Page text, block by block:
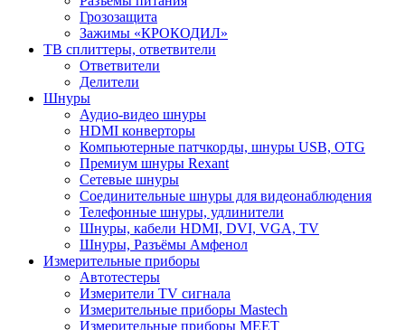
Грозозащита
Зажимы «КРОКОДИЛ»
ТВ сплиттеры, ответвители
Ответвители
Делители
Шнуры
Аудио-видео шнуры
HDMI конверторы
Компьютерные патчкорды, шнуры USB, OTG
Премиум шнуры Rexant
Сетевые шнуры
Соединительные шнуры для видеонаблюдения
Телефонные шнуры, удлинители
Шнуры, кабели HDMI, DVI, VGA, TV
Шнуры, Разъёмы Амфенол
Измерительные приборы
Автотестеры
Измерители TV сигнала
Измерительные приборы Mastech
Измерительные приборы MEET